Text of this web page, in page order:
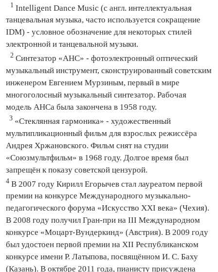
1 Intelligent Dance Music (с англ. интеллектуальная
танцевальная музыка, часто используется сокращение
IDM) - условное обозначение для некоторых стилей
электронной и танцевальной музыки.
2 Синтезатор «АНС» - фотоэлектронный оптический
музыкальный инструмент, сконструированный советским
инженером Евгением Мурзиным, первый в мире
многоголосный музыкальный синтезатор. Рабочая
модель АНСа была закончена в 1958 году.
3 «Стеклянная гармоника» - художественный
мультипликационный фильм для взрослых режиссёра
Андрея Хржановского. Фильм снят на студии
«Союзмультфильм» в 1968 году. Долгое время был
запрещён к показу советской цензурой.
4 В 2007 году Кирилл Егорычев стал лауреатом первой
премии на конкурсе Международного музыкально-
педагогического форума «Искусство XXI века» (Чехия).
В 2008 году получил Гран-при на III Международном
конкурсе «Моцарт-Вундеркинд» (Австрия). В 2009 году
был удостоен первой премии на XII Республиканском
конкурсе имени Р. Латыпова, посвящённом И. С. Баху
(Казань). В октябре 2011 года, пианисту присуждена